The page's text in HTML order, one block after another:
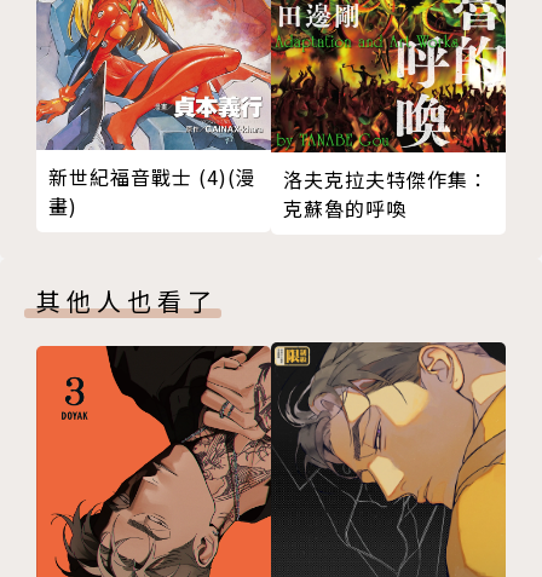
新世紀福音戰士 (4)(漫
畫)
洛夫克拉夫特傑作集：
克蘇魯的呼喚
其他人也看了